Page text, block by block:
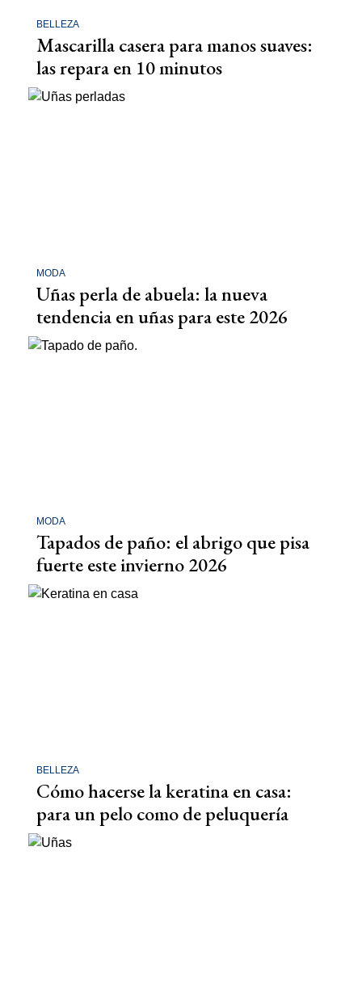
BELLEZA
Mascarilla casera para manos suaves:
las repara en 10 minutos
MODA
Uñas perla de abuela: la nueva
tendencia en uñas para este 2026
MODA
Tapados de paño: el abrigo que pisa
fuerte este invierno 2026
BELLEZA
Cómo hacerse la keratina en casa:
para un pelo como de peluquería